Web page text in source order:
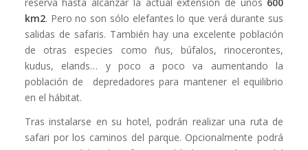
km2. Pero no son sólo elefantes lo que verá durante sus
salidas de safaris. También hay una excelente población
de otras especies como ñus, búfalos, rinocerontes,
kudus, elands… y poco a poco va aumentando la
población de depredadores para mantener el equilibrio
en el hábitat.
Tras instalarse en su hotel, podrán realizar una ruta de
safari por los caminos del parque. Opcionalmente podrá